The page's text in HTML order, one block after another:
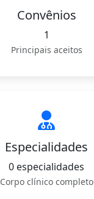
Convênios
1
Principais aceitos
Especialidades
0 especialidades
Corpo clínico completo